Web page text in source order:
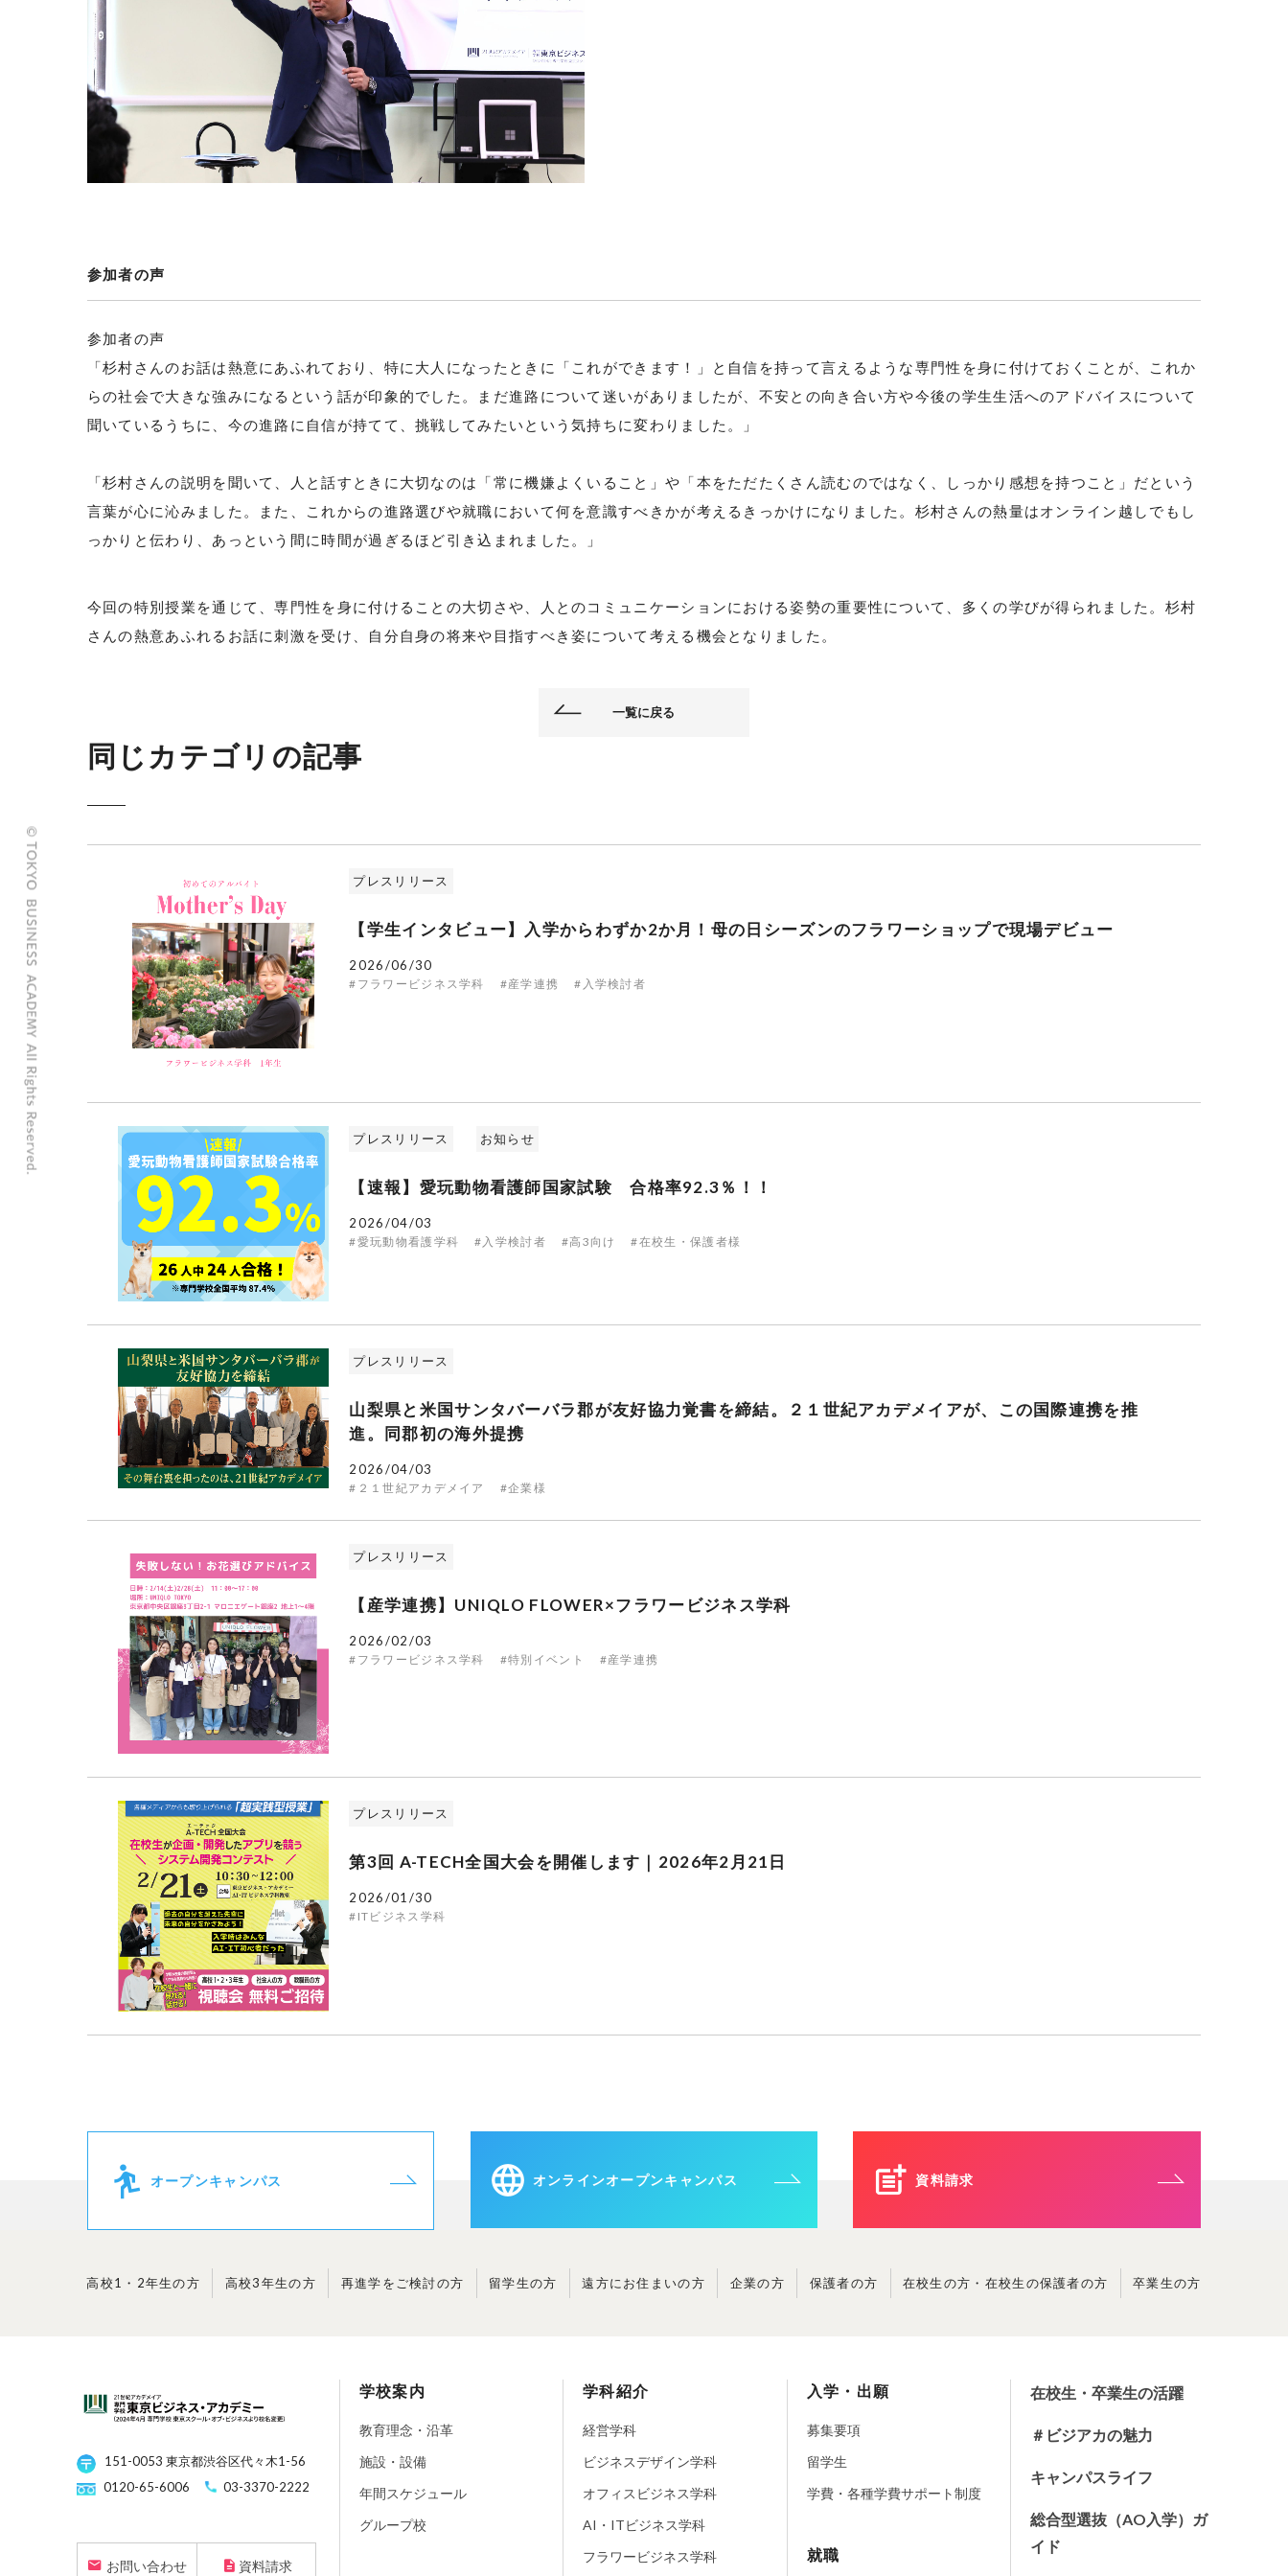
参加者の声
参加者の声
「杉村さんのお話は熱意にあふれており、特に大人になったときに「これができます！」と自信を持って言えるような専門性を身に付けておくことが、これか
らの社会で大きな強みになるという話が印象的でした。まだ進路について迷いがありましたが、不安との向き合い方や今後の学生生活へのアドバイスについて
聞いているうちに、今の進路に自信が持てて、挑戦してみたいという気持ちに変わりました。」
「杉村さんの説明を聞いて、人と話すときに大切なのは「常に機嫌よくいること」や「本をただたくさん読むのではなく、しっかり感想を持つこと」だという
言葉が心に沁みました。また、これからの進路選びや就職において何を意識すべきかが考えるきっかけになりました。杉村さんの熱量はオンライン越しでもし
っかりと伝わり、あっという間に時間が過ぎるほど引き込まれました。」
今回の特別授業を通じて、専門性を身に付けることの大切さや、人とのコミュニケーションにおける姿勢の重要性について、多くの学びが得られました。杉村
さんの熱意あふれるお話に刺激を受け、自分自身の将来や目指すべき姿について考える機会となりました。
一覧に戻る
同じカテゴリの記事
プレスリリース
【学生インタビュー】入学からわずか2か月！母の日シーズンのフラワーショップで現場デビュー
2026/06/30
#フラワービジネス学科 #産学連携 #入学検討者
プレスリリース お知らせ
【速報】愛玩動物看護師国家試験 合格率92.3％！！
2026/04/03
#愛玩動物看護学科 #入学検討者 #高3向け #在校生・保護者様
プレスリリース
山梨県と米国サンタバーバラ郡が友好協力覚書を締結。２１世紀アカデメイアが、この国際連携を推
進。同郡初の海外提携
2026/04/03
#２１世紀アカデメイア #企業様
プレスリリース
【産学連携】UNIQLO FLOWER×フラワービジネス学科
2026/02/03
#フラワービジネス学科 #特別イベント #産学連携
プレスリリース
第3回 A-TECH全国大会を開催します｜2026年2月21日
2026/01/30
#ITビジネス学科
オープンキャンパス オンラインオープンキャンパス 資料請求
高校1・2年生の方 高校3年生の方 再進学を ご検討の方 留学生の方 遠方に お住まいの方 企業の方 保護者の方 在校生の方・ 在校生の保護者の方 卒業生の方
151-0053 東京都渋谷区代々木1-56
0120-65-6006
03-3370-2222
お問い合わせ 資料請求
学校案内
教育理念・沿革
施設・設備
年間スケジュール
グループ校
学科紹介
経営学科
ビジネスデザイン学科
オフィスビジネス学科
AI・ITビジネス学科
フラワービジネス学科
入学・出願
募集要項
留学生
学費・各種学費サポート制度
就職
在校生・卒業生の活躍
＃ビジアカの魅力
キャンパスライフ
総合型選抜（AO入学） ガ
イド